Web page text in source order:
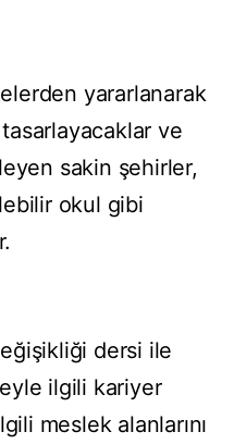
yararlanarak
ve
sakin şehirler,
okul gibi
dersi ile
ilgili kariyer
meslek alanlarını